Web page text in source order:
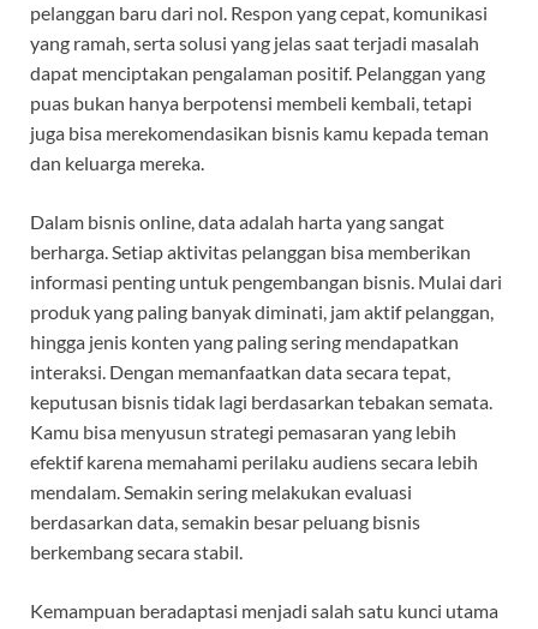
pelanggan baru dari nol. Respon yang cepat, komunikasi
yang ramah, serta solusi yang jelas saat terjadi masalah
dapat menciptakan pengalaman positif. Pelanggan yang
puas bukan hanya berpotensi membeli kembali, tetapi
juga bisa merekomendasikan bisnis kamu kepada teman
dan keluarga mereka.
Dalam bisnis online, data adalah harta yang sangat
berharga. Setiap aktivitas pelanggan bisa memberikan
informasi penting untuk pengembangan bisnis. Mulai dari
produk yang paling banyak diminati, jam aktif pelanggan,
hingga jenis konten yang paling sering mendapatkan
interaksi. Dengan memanfaatkan data secara tepat,
keputusan bisnis tidak lagi berdasarkan tebakan semata.
Kamu bisa menyusun strategi pemasaran yang lebih
efektif karena memahami perilaku audiens secara lebih
mendalam. Semakin sering melakukan evaluasi
berdasarkan data, semakin besar peluang bisnis
berkembang secara stabil.
Kemampuan beradaptasi menjadi salah satu kunci utama